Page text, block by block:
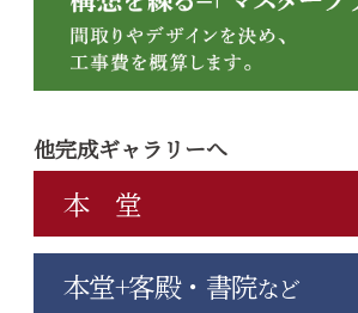
他完成ギャラリーへ
本 堂
本堂+客殿・書院など